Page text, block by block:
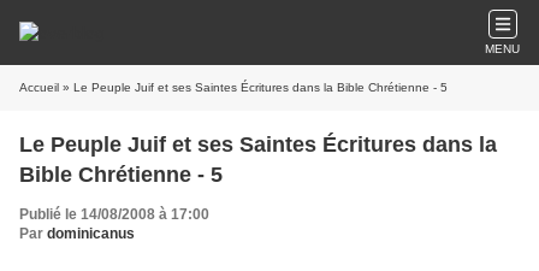
MENU
Accueil » Le Peuple Juif et ses Saintes Écritures dans la Bible Chrétienne - 5
Le Peuple Juif et ses Saintes Écritures dans la
Bible Chrétienne - 5
Publié le 14/08/2008 à 17:00
Par dominicanus